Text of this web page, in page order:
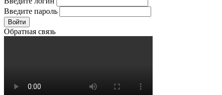
Введите пароль
Войти
Обратная связь